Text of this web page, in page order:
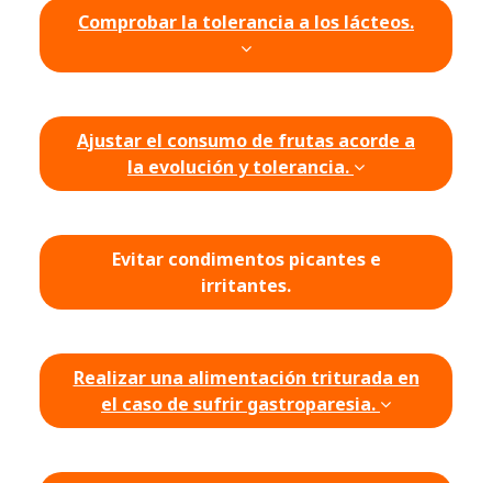
Comprobar la tolerancia a los lácteos.
Ajustar el consumo de frutas acorde a
la evolución y tolerancia.
Evitar condimentos picantes e
irritantes.
Realizar una alimentación triturada en
el caso de sufrir gastroparesia.